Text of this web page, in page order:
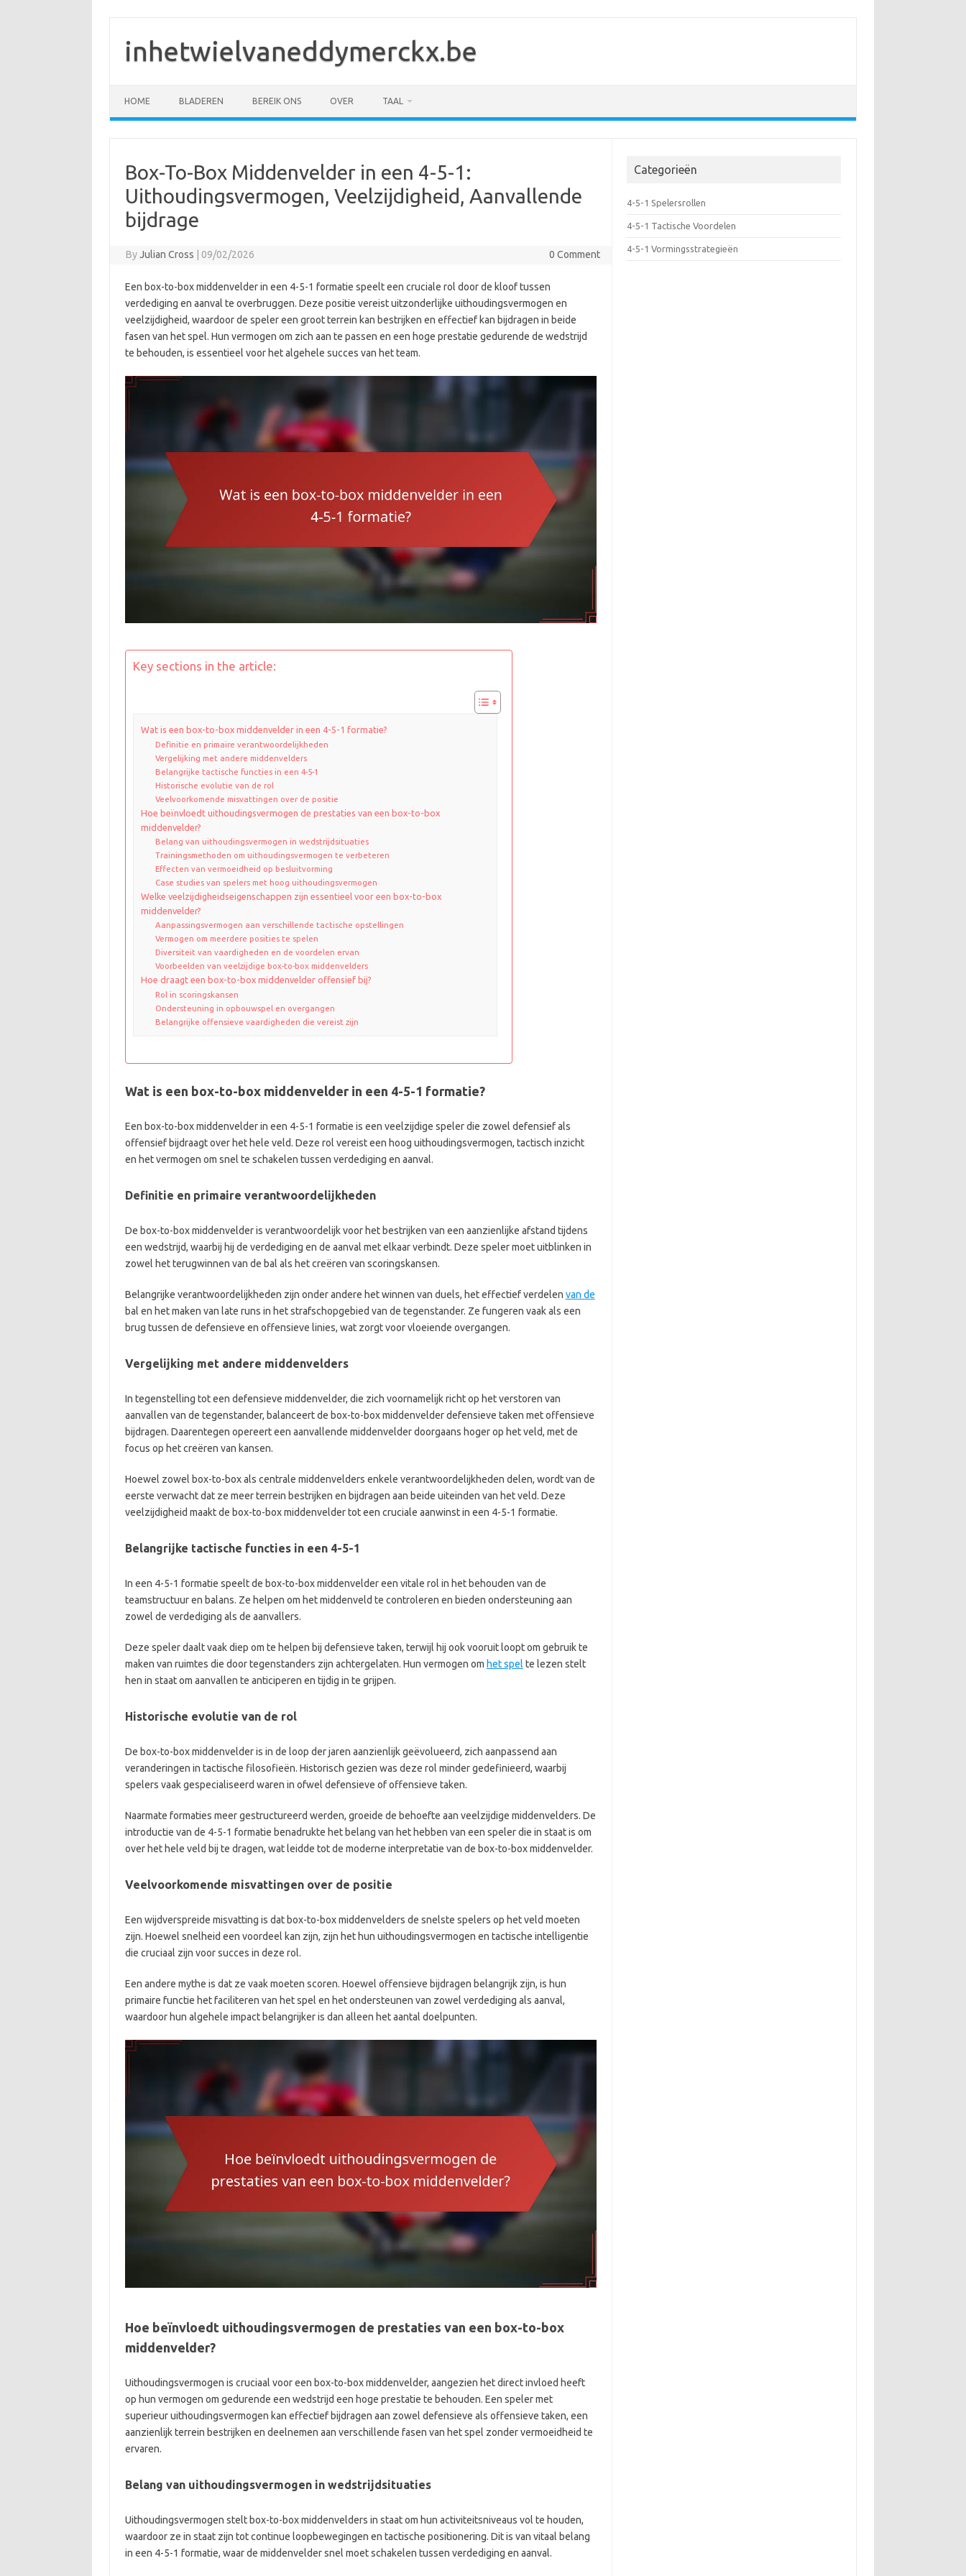
contentinhetwielvaneddymerckx.be
HOME BLADEREN BEREIK ONS OVER TAAL
Box-To-Box Middenvelder in een 4-5-1:
Uithoudingsvermogen, Veelzijdigheid, Aanvallende
bijdrage
ByJulian Cross 09/02/2026 0 Comment
Een box-to-box middenvelder in een 4-5-1 formatie speelt een cruciale rol door de kloof tussen
verdediging en aanval te overbruggen. Deze positie vereist uitzonderlijke uithoudingsvermogen en
veelzijdigheid, waardoor de speler een groot terrein kan bestrijken en effectief kan bijdragen in beide
fasen van het spel. Hun vermogen om zich aan te passen en een hoge prestatie gedurende de wedstrijd
te behouden, is essentieel voor het algehele succes van het team.
Key sections in the article:
Wat is een box-to-box middenvelder in een 4-5-1 formatie?
Definitie en primaire verantwoordelijkheden
Vergelijking met andere middenvelders
Belangrijke tactische functies in een 4-5-1
Historische evolutie van de rol
Veelvoorkomende misvattingen over de positie
Hoe beïnvloedt uithoudingsvermogen de prestaties van een box-to-box
middenvelder?
Belang van uithoudingsvermogen in wedstrijdsituaties
Trainingsmethoden om uithoudingsvermogen te verbeteren
Effecten van vermoeidheid op besluitvorming
Case studies van spelers met hoog uithoudingsvermogen
Welke veelzijdigheidseigenschappen zijn essentieel voor een box-to-box
middenvelder?
Aanpassingsvermogen aan verschillende tactische opstellingen
Vermogen om meerdere posities te spelen
Diversiteit van vaardigheden en de voordelen ervan
Voorbeelden van veelzijdige box-to-box middenvelders
Hoe draagt een box-to-box middenvelder offensief bij?
Rol in scoringskansen
Ondersteuning in opbouwspel en overgangen
Belangrijke offensieve vaardigheden die vereist zijn
Wat is een box-to-box middenvelder in een 4-5-1 formatie?
Een box-to-box middenvelder in een 4-5-1 formatie is een veelzijdige speler die zowel defensief als
offensief bijdraagt over het hele veld. Deze rol vereist een hoog uithoudingsvermogen, tactisch inzicht
en het vermogen om snel te schakelen tussen verdediging en aanval.
Definitie en primaire verantwoordelijkheden
De box-to-box middenvelder is verantwoordelijk voor het bestrijken van een aanzienlijke afstand tijdens
een wedstrijd, waarbij hij de verdediging en de aanval met elkaar verbindt. Deze speler moet uitblinken in
zowel het terugwinnen van de bal als het creëren van scoringskansen.
Belangrijke verantwoordelijkheden zijn onder andere het winnen van duels, het effectief verdelen van de
bal en het maken van late runs in het strafschopgebied van de tegenstander. Ze fungeren vaak als een
brug tussen de defensieve en offensieve linies, wat zorgt voor vloeiende overgangen.
Vergelijking met andere middenvelders
In tegenstelling tot een defensieve middenvelder, die zich voornamelijk richt op het verstoren van
aanvallen van de tegenstander, balanceert de box-to-box middenvelder defensieve taken met offensieve
bijdragen. Daarentegen opereert een aanvallende middenvelder doorgaans hoger op het veld, met de
focus op het creëren van kansen.
Hoewel zowel box-to-box als centrale middenvelders enkele verantwoordelijkheden delen, wordt van de
eerste verwacht dat ze meer terrein bestrijken en bijdragen aan beide uiteinden van het veld. Deze
veelzijdigheid maakt de box-to-box middenvelder tot een cruciale aanwinst in een 4-5-1 formatie.
Belangrijke tactische functies in een 4-5-1
In een 4-5-1 formatie speelt de box-to-box middenvelder een vitale rol in het behouden van de
teamstructuur en balans. Ze helpen om het middenveld te controleren en bieden ondersteuning aan
zowel de verdediging als de aanvallers.
Deze speler daalt vaak diep om te helpen bij defensieve taken, terwijl hij ook vooruit loopt om gebruik te
maken van ruimtes die door tegenstanders zijn achtergelaten. Hun vermogen om het spel te lezen stelt
hen in staat om aanvallen te anticiperen en tijdig in te grijpen.
Historische evolutie van de rol
De box-to-box middenvelder is in de loop der jaren aanzienlijk geëvolueerd, zich aanpassend aan
veranderingen in tactische filosofieën. Historisch gezien was deze rol minder gedefinieerd, waarbij
spelers vaak gespecialiseerd waren in ofwel defensieve of offensieve taken.
Naarmate formaties meer gestructureerd werden, groeide de behoefte aan veelzijdige middenvelders. De
introductie van de 4-5-1 formatie benadrukte het belang van het hebben van een speler die in staat is om
over het hele veld bij te dragen, wat leidde tot de moderne interpretatie van de box-to-box middenvelder.
Veelvoorkomende misvattingen over de positie
Een wijdverspreide misvatting is dat box-to-box middenvelders de snelste spelers op het veld moeten
zijn. Hoewel snelheid een voordeel kan zijn, zijn het hun uithoudingsvermogen en tactische intelligentie
die cruciaal zijn voor succes in deze rol.
Een andere mythe is dat ze vaak moeten scoren. Hoewel offensieve bijdragen belangrijk zijn, is hun
primaire functie het faciliteren van het spel en het ondersteunen van zowel verdediging als aanval,
waardoor hun algehele impact belangrijker is dan alleen het aantal doelpunten.
Hoe beïnvloedt uithoudingsvermogen de prestaties van een box-to-box
middenvelder?
Uithoudingsvermogen is cruciaal voor een box-to-box middenvelder, aangezien het direct invloed heeft
op hun vermogen om gedurende een wedstrijd een hoge prestatie te behouden. Een speler met
superieur uithoudingsvermogen kan effectief bijdragen aan zowel defensieve als offensieve taken, een
aanzienlijk terrein bestrijken en deelnemen aan verschillende fasen van het spel zonder vermoeidheid te
ervaren.
Belang van uithoudingsvermogen in wedstrijdsituaties
Uithoudingsvermogen stelt box-to-box middenvelders in staat om hun activiteitsniveaus vol te houden,
waardoor ze in staat zijn tot continue loopbewegingen en tactische positionering. Dit is van vitaal belang
in een 4-5-1 formatie, waar de middenvelder snel moet schakelen tussen verdediging en aanval.
Categorieën
4-5-1 Spelersrollen
4-5-1 Tactische Voordelen
4-5-1 Vormingsstrategieën